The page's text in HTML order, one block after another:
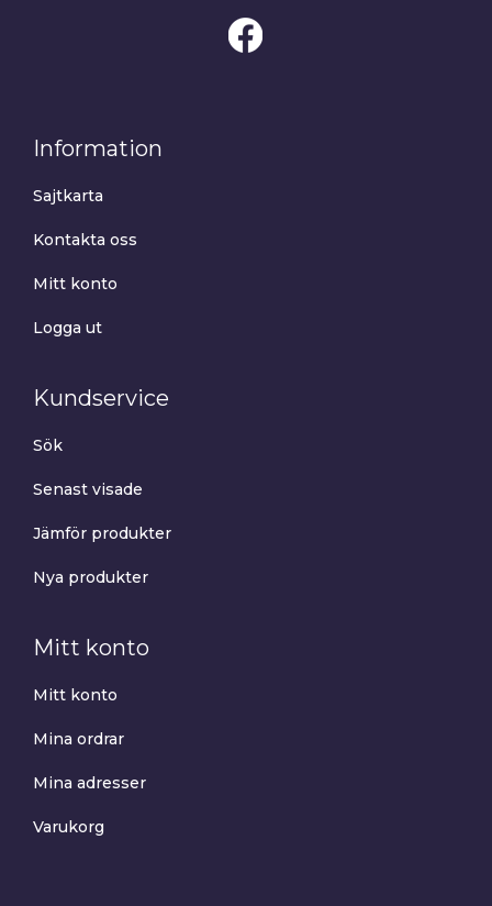
Information
Sajtkarta
Kontakta oss
Mitt konto
Logga ut
Kundservice
Sök
Senast visade
Jämför produkter
Nya produkter
Mitt konto
Mitt konto
Mina ordrar
Mina adresser
Varukorg